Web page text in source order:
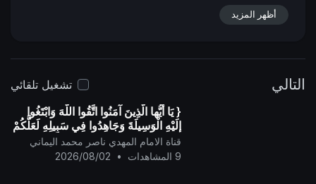
الفيديو في اليوتيوب :
أظهر المزيد
التالي
تشغيل تلقائي
{ يَا أيُّها الَّذِينَ آمَنُوا اتَّقُوا اللَّهَ وَابْتَغُوا
إِلَيْهِ الْوَسِيلَةَ وَجَاهِدُوا فِي سَبِيلِهِ لَعَلَّكُمْ
تُفْلِحُونَ }
قناة الامام المهدي ناصر محمد اليماني
9 المشاهدات
•
2026/08/02